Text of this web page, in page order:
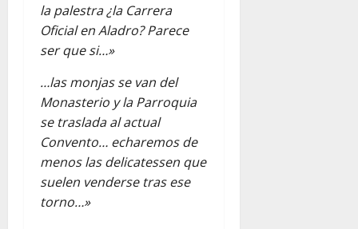
la palestra ¿la Carrera
Oficial en Aladro? Parece
ser que si…»
…las monjas se van del
Monasterio y la Parroquia
se traslada al actual
Convento… echaremos de
menos las delicatessen que
suelen venderse tras ese
torno…»